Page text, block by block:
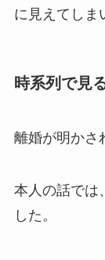
に見えてしま
時系列で見
離婚が明かさ
本人の話では
した。